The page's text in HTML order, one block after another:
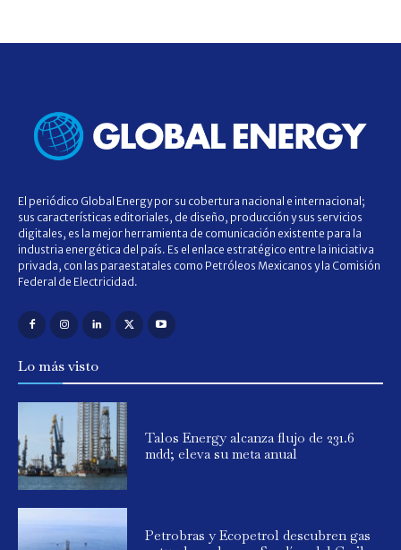
El periódico Global Energy por su cobertura nacional e internacional;
sus características editoriales, de diseño, producción y sus servicios
digitales, es la mejor herramienta de comunicación existente para la
industria energética del país. Es el enlace estratégico entre la iniciativa
privada, con las paraestatales como Petróleos Mexicanos y la Comisión
Federal de Electricidad.
Lo más visto
Talos Energy alcanza flujo de 231.6
mdd; eleva su meta anual
Petrobras y Ecopetrol descubren gas